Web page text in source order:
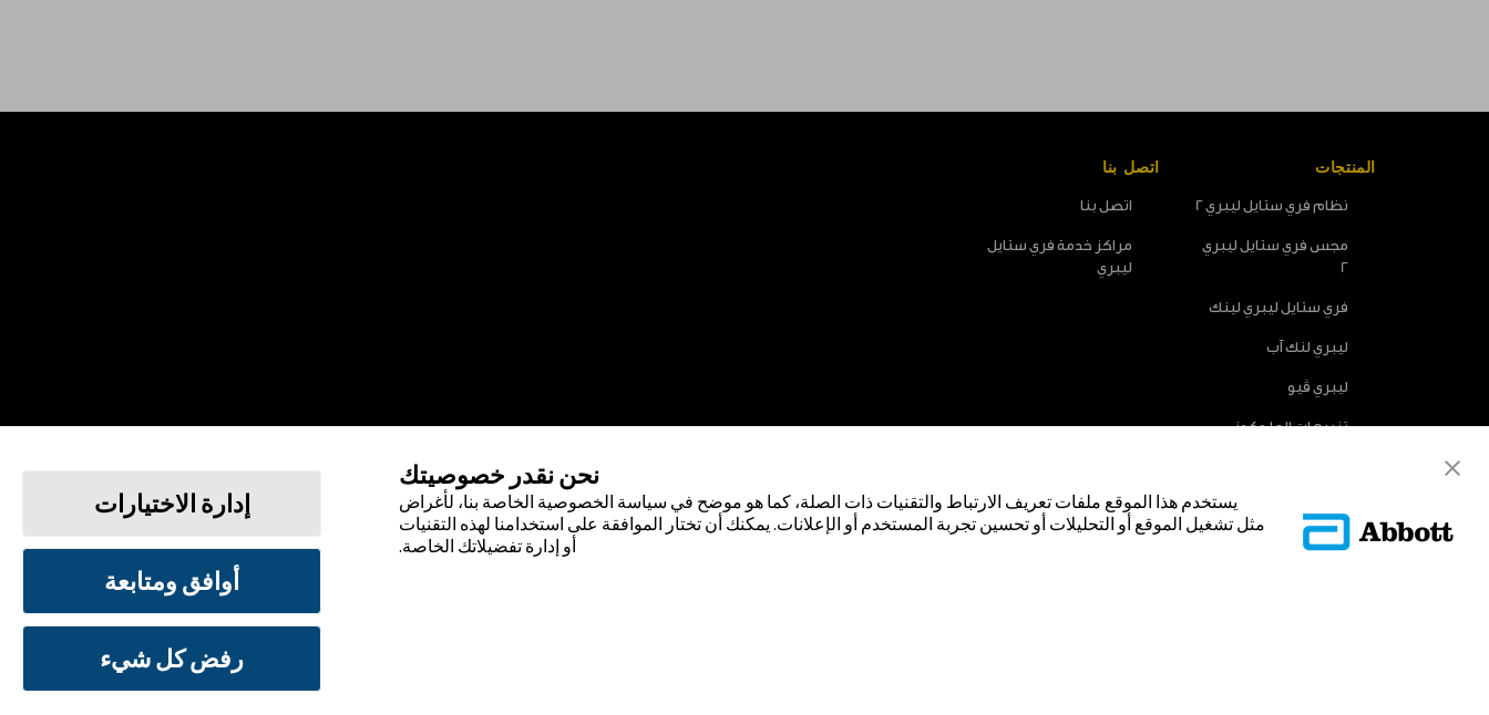
المنتجات
نظام فري ستايل ليبري 2
مجس فري ستايل ليبري
2
فري ستايل ليبري لينك
ليبري لنك آب
ليبري ڤيو
تنبيهات الجلوكوز
اتصل بنا
اتصل بنا
مراكز خدمة فري ستايل
ليبري
سياسة الخصوصية
نحن نقدر خصوصيتك
يستخدم هذا الموقع ملفات تعريف الارتباط والتقنيات ذات الصلة، كما هو موضح في سياسة الخصوصية الخاصة بنا، لأغراض
مثل تشغيل الموقع أو التحليلات أو تحسين تجربة المستخدم أو الإعلانات. يمكنك أن تختار الموافقة على استخدامنا لهذه التقنيات
أو إدارة تفضيلاتك الخاصة.
إدارة الاختيارات
أوافق ومتابعة
رفض كل شيء